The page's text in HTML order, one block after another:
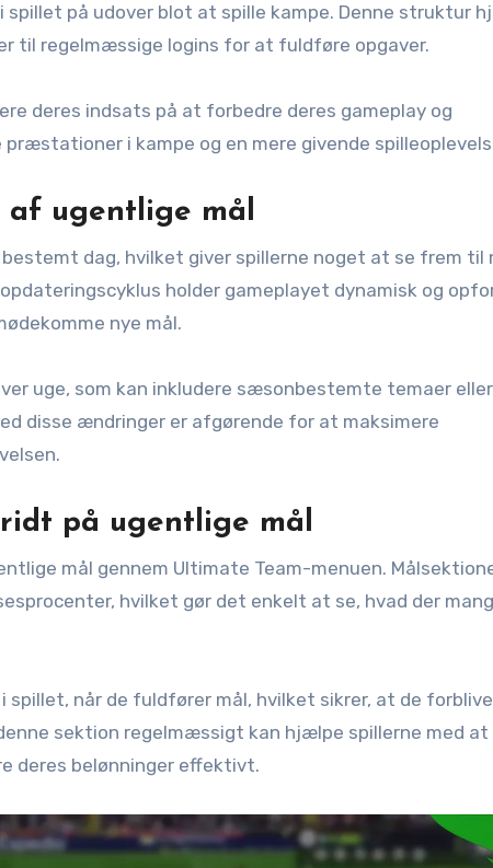
på udover blot at spille kampe. Denne struktur
til regelmæssige logins for at fuldføre opgaver.
deres indsats på at forbedre deres gameplay og
i kampe og en mere givende
af ugentlige mål
dag, hvilket giver spillerne noget at se frem til
holder gameplayet dynamisk og
nye mål.
uge, som kan inkludere sæsonbestemte temaer eller
disse ændringer er afgørende for at maksimere
på ugentlige mål
mål gennem Ultimate Team-menuen.
hvilket gør det enkelt at se, hvad der
når de fuldfører mål, hvilket sikrer, at de
sektion regelmæssigt kan hjælpe spillerne med at
deres belønninger effektivt.